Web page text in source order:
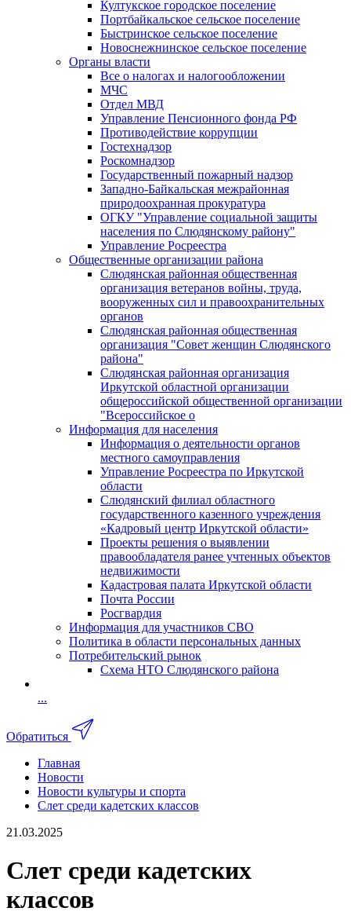
Култукское городское поселение
Портбайкальское сельское поселение
Быстринское сельское поселение
Новоснежнинское сельское поселение
Органы власти
Все о налогах и налогообложении
МЧС
Отдел МВД
Управление Пенсионного фонда РФ
Противодействие коррупции
Гостехнадзор
Роскомнадзор
Государственный пожарный надзор
Западно-Байкальская межрайонная
природоохранная прокуратура
ОГКУ "Управление социальной защиты
населения по Слюдянскому району"
Управление Росреестра
Общественные организации района
Слюдянская районная общественная
организация ветеранов войны, труда,
вооруженных сил и правоохранительных
органов
Слюдянская районная общественная
организация "Совет женщин Слюдянского
района"
Слюдянская районная организация
Иркутской областной организации
общероссийской общественной организации
"Всероссийское о
Информация для населения
Информация о деятельности органов
местного самоуправления
Управление Росреестра по Иркутской
области
Слюдянский филиал областного
государственного казенного учреждения
«Кадровый центр Иркутской области»
Проекты решения о выявлении
правообладателя ранее учтенных объектов
недвижимости
Кадастровая палата Иркутской области
Почта России
Росгвардия
Информация для участников СВО
Политика в области персональных данных
Потребительский рынок
Схема НТО Слюдянского района
...
Обратиться
Главная
Новости
Новости культуры и спорта
Слет среди кадетских классов
21.03.2025
Слет среди кадетских
классов